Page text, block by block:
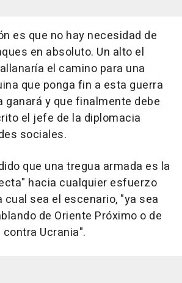
es que no hay necesidad de
en absoluto. Un alto el
el camino para una
que ponga fin a esta guerra
ganará y que finalmente debe
el jefe de la diplomacia
sociales.
que una tregua armada es la
hacia cualquier esfuerzo
sea el escenario, "ya sea
de Oriente Próximo o de
Ucrania".